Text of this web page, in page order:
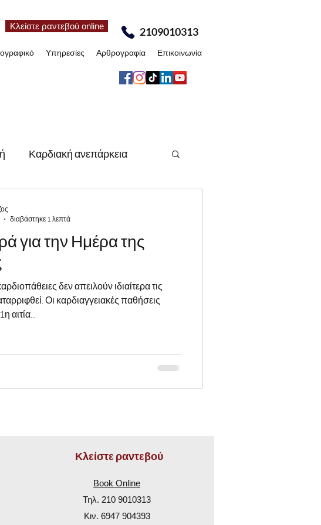
Κλείστε ραντεβού online 2109010313
Υπηρεσίες Αρθρογραφία Επικοινωνία
Καρδιακή ανεπάρκεια
για την Ημέρα της
δεν απειλούν ιδιαίτερα τις
Οι καρδιαγγειακές παθήσεις
αιτία...
διαβάστηκε 1 λεπτά
Κλείστε ραντεβού
Book Online
Τηλ. 210 9010313
Κιν. 6947 904393